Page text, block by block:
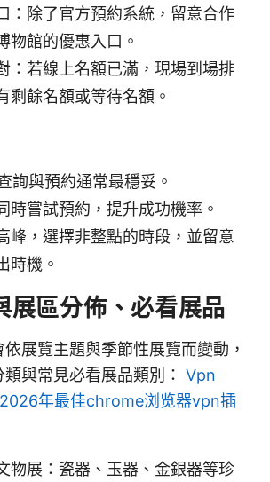
：除了官方預約系統，留意合作
物館的優惠入口。
：若線上名額已滿，現場到場排
剩餘名額或等待名額。
詢與預約通常最穩妥。
時嘗試預約，提升成功機率。
峰，選擇非整點的時段，並留意
時機。
展區分佈、必看展品
展覽主題與季節性展覽而變動，
與常見必看展品類別： Vpn
年最佳chrome浏览器vpn插
物展：瓷器、玉器、金銀器等珍